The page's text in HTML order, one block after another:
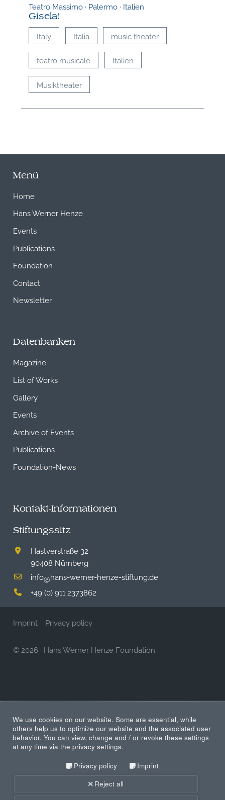
Teatro Massimo · Palermo · Italien
Gisela!
Italy Italia music theater
teatro musicale Italien
Musiktheater
Menü
Home
Hans Werner Henze
Events
Publications
Foundation
Contact
Newsletter
Datenbanken
Magazine
List of Works
Gallery
Events
Archive of Events
Publications
Foundation-News
Kontakt-Informationen
Stiftungssitz
Hastverstraße 32
90408 Nürnberg
info@hans-werner-henze-stiftung.de
+49 (0) 911 2373862
Imprint Privacy policy
© 2026 · Hans Werner Henze Foundation
We use cookies on our website. Some are essential, while
others help us to optimize our website and the associated user
behavior. You can view, change and / or revoke these settings
at any time via the privacy settings.
Privacy policy
Imprint
Reject all